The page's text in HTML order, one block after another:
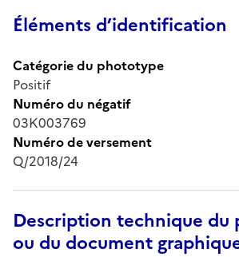
Éléments d’identification
Catégorie du phototype
Positif
Numéro du négatif
03K003769
Numéro de versement
Q/2018/24
Description technique du
ou du document